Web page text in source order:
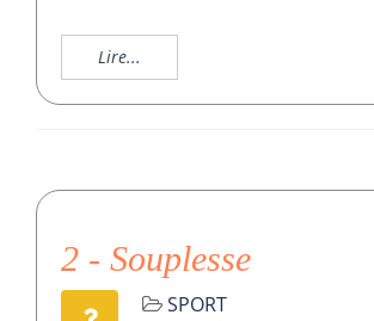
Lire...
2 - Souplesse
SPORT